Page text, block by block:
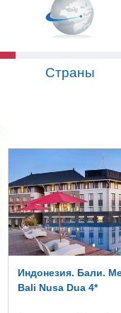
Страны
Индонезия. Бали.
Bali Nusa Dua 4*